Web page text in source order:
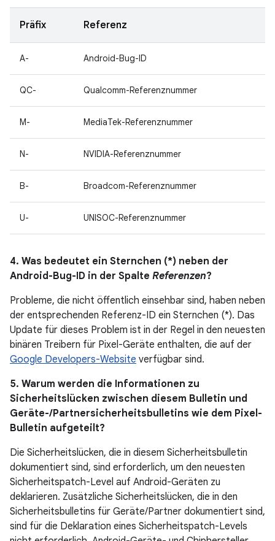
Präfix Referenz
A- Android-Bug-ID
QC- Qualcomm-Referenznummer
M- MediaTek-Referenznummer
N- NVIDIA-Referenznummer
B- Broadcom-Referenznummer
U- UNISOC-Referenznummer
4. Was bedeutet ein Sternchen (*) neben der
Android-Bug-ID in der Spalte Referenzen?
Probleme, die nicht öffentlich einsehbar sind, haben neben
der entsprechenden Referenz-ID ein Sternchen (*). Das
Update für dieses Problem ist in der Regel in den neuesten
binären Treibern für Pixel-Geräte enthalten, die auf der
Google Developers-Website verfügbar sind.
5. Warum werden die Informationen zu
Sicherheitslücken zwischen diesem Bulletin und
Geräte-/Partnersicherheitsbulletins wie dem Pixel-
Bulletin aufgeteilt?
Die Sicherheitslücken, die in diesem Sicherheitsbulletin
dokumentiert sind, sind erforderlich, um den neuesten
Sicherheitspatch-Level auf Android-Geräten zu
deklarieren. Zusätzliche Sicherheitslücken, die in den
Sicherheitsbulletins für Geräte/Partner dokumentiert sind,
sind für die Deklaration eines Sicherheitspatch-Levels